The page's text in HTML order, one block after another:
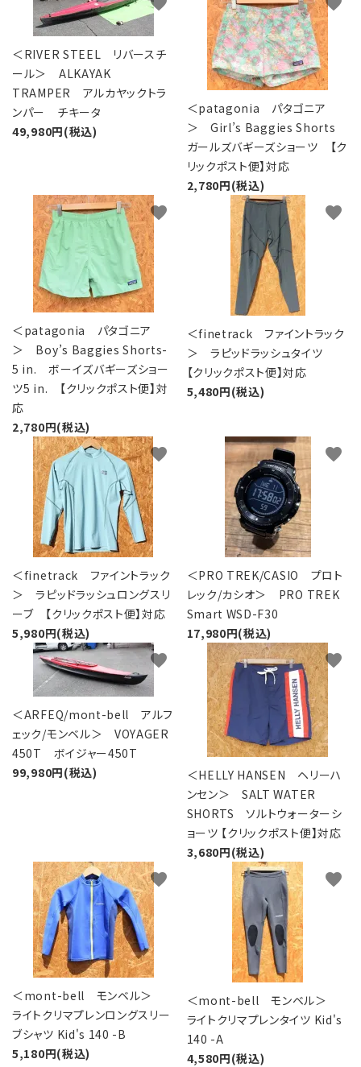
＜RIVER STEEL リバースチ
ール＞ ALKAYAK
TRAMPER アルカヤックトラ
ンパー チキータ
49,980円(税込)
＜patagonia パタゴニア
＞ Girl’s Baggies Shorts
ガールズバギーズショーツ 【ク
リックポスト便】対応
2,780円(税込)
＜patagonia パタゴニア
＞ Boy’s Baggies Shorts-
5 in. ボーイズバギーズショー
ツ5 in. 【クリックポスト便】対
応
2,780円(税込)
favorite
＜finetrack ファイントラック
＞ ラピッドラッシュタイツ
【クリックポスト便】対応
5,480円(税込)
favorite
＜finetrack ファイントラック
＞ ラピッドラッシュロングスリ
ーブ 【クリックポスト便】対応
5,980円(税込)
favorite
＜PRO TREK/CASIO プロト
レック/カシオ＞ PRO TREK
Smart WSD-F30
17,980円(税込)
favorite
＜ARFEQ/mont-bell アルフ
ェック/モンベル＞ VOYAGER
450T ボイジャー450T
99,980円(税込)
favorite
＜HELLY HANSEN ヘリーハ
ンセン＞ SALT WATER
SHORTS ソルトウォーターシ
ョーツ 【クリックポスト便】対応
3,680円(税込)
favorite
＜mont-bell モンベル＞
ライトクリマプレンロングスリー
ブシャツ Kid's 140 -B
5,180円(税込)
favorite
＜mont-bell モンベル＞
ライトクリマプレンタイツ Kid's
140 -A
4,580円(税込)
favorite